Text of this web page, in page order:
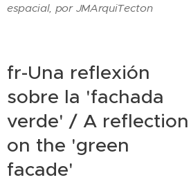
espacial, por JMArquiTecton
fr-Una reflexión
sobre la 'fachada
verde' / A reflection
on the 'green
facade'